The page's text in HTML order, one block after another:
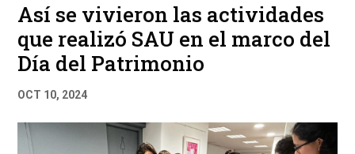
Así se vivieron las actividades
que realizó SAU en el marco del
Día del Patrimonio
OCT 10, 2024